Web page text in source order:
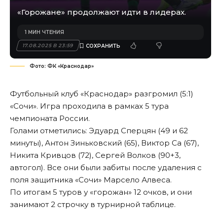
«Горожане» продолжают идти в лидерах.
17.08.2025 В 23:59
1 МИН ЧТЕНИЯ
Фото: ФК «Краснодар»
Футбольный клуб «Краснодар» разгромил (5:1)
«Сочи». Игра проходила в рамках 5 тура
чемпионата России.
Голами отметились: Эдуард Сперцян (49 и 62
минуты), Антон Зиньковский (65), Виктор Са (67),
Никита Кривцов (72), Сергей Волков (90+3,
автогол). Все они были забиты после удаления с
поля защитника «Сочи» Марсело Алвеса.
По итогам 5 туров у «горожан» 12 очков, и они
занимают 2 строчку в турнирной таблице.